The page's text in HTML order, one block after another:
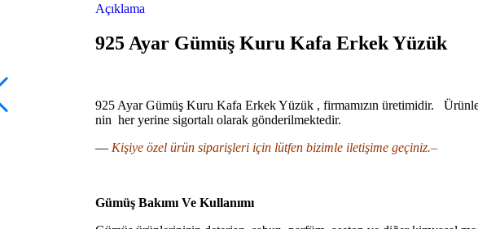
Açıklama
925 Ayar Gümüş Kuru Kafa Erkek Yüzük
925 Ayar Gümüş Kuru Kafa Erkek Yüzük , firmamızın üretimidir.
nin her yerine sigortalı olarak gönderilmektedir.
— Kişiye özel ürün siparişleri için lütfen bizimle iletişime geçiniz.–
Gümüş Bakımı Ve Kullanımı